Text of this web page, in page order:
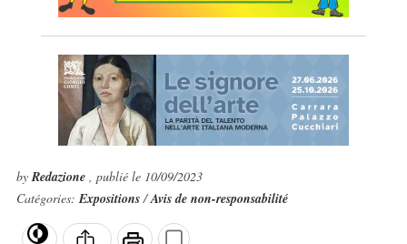
byRedazione , publié le 10/09/2023
Catégories:Expositions/Avis de non-responsabilité